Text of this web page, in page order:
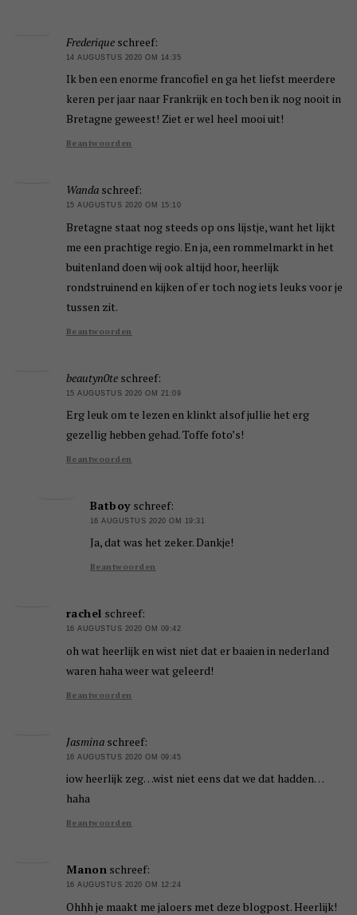
Frederique schreef:
14 AUGUSTUS 2020 OM 14:35
Ik ben een enorme francofiel en ga het liefst meerdere
keren per jaar naar Frankrijk en toch ben ik nog nooit in
Bretagne geweest! Ziet er wel heel mooi uit!
Beantwoorden
Wanda schreef:
15 AUGUSTUS 2020 OM 15:10
Bretagne staat nog steeds op ons lijstje, want het lijkt
me een prachtige regio. En ja, een rommelmarkt in het
buitenland doen wij ook altijd hoor, heerlijk
rondstruinend en kijken of er toch nog iets leuks voor je
tussen zit.
Beantwoorden
beautyn0te schreef:
15 AUGUSTUS 2020 OM 21:09
Erg leuk om te lezen en klinkt alsof jullie het erg
gezellig hebben gehad. Toffe foto’s!
Beantwoorden
Batboy schreef:
16 AUGUSTUS 2020 OM 19:31
Ja, dat was het zeker. Dankje!
Beantwoorden
rachel schreef:
16 AUGUSTUS 2020 OM 09:42
oh wat heerlijk en wist niet dat er baaien in nederland
waren haha weer wat geleerd!
Beantwoorden
Jasmina schreef:
16 AUGUSTUS 2020 OM 09:45
iow heerlijk zeg…wist niet eens dat we dat hadden…
haha
Beantwoorden
Manon schreef:
16 AUGUSTUS 2020 OM 12:24
Ohhh je maakt me jaloers met deze blogpost. Heerlijk!